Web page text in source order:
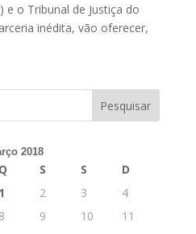
e o Tribunal de Justiça do
inédita, vão oferecer,
2018
Q S S
D
1
2 3
4
8 9 10
11